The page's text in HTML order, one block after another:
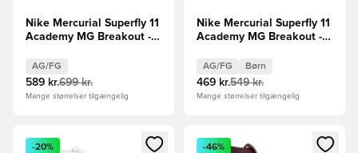
Nike Mercurial Superfly 11
Academy MG Breakout -
AG/FG
589 kr.699 kr.
Mange størrelser tilgængelig
Nike Mercurial Superfly 11
Academy MG Breakout -
AG/FG Børn
469 kr.549 kr.
Mange størrelser tilgængelig
Åbner en Modal til at logge ind eller tilmelde dig som
-20%
Åbner en Modal til at logge
-46%